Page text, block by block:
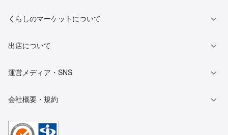
くらしのマーケットについて
出店について
運営メディア・SNS
会社概要・規約